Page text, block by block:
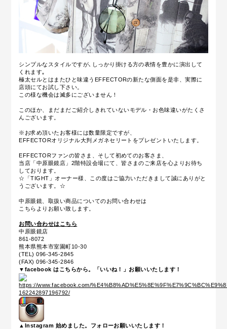
シンプルなスタイルですが､しっかり掛ける方の表情を豊かに演出して
くれます｡
極太セルとはまたひと味違うEFFECTORの新たな側面を是非、実際に
店頭にてお試し下さい。
この様な機会は滅多にございません！
このほか、まだまだご紹介しきれていないモデル・お色味違いがたくさ
んございます。
※お求め頂いたお客様には数量限定ですが、
EFFECTORオリジナル大判メガネセリートをプレゼントいたします。
EFFECTORファンの皆さま、そして初めてのお客さま、
当店「中原眼鏡店」2階特設会場にて、皆さまのご来店を心よりお待ち
しております。
☆「TIGHT」オーナー様、この度はご協力いただきまして誠にありがと
うございます。☆
中原眼鏡、取扱い商品についてのお問い合わせは
こちらよりお願い致します。
お問い合わせはこちら
中原眼鏡店
861-8072
熊本県熊本市室園町10-30
(TEL) 096-345-2845
(FAX) 096-345-2846
▼facebook はこちらから。「いいね！」お願いいたします！
▲Instagram 始めました。フォローお願いいたします！